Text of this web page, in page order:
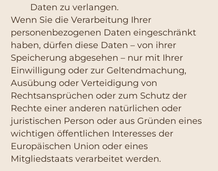
Daten zu verlangen.
Wenn Sie die Verarbeitung Ihrer
personenbezogenen Daten eingeschränkt
haben, dürfen diese Daten – von ihrer
Speicherung abgesehen – nur mit Ihrer
Einwilligung oder zur Geltendmachung,
Ausübung oder Verteidigung von
Rechtsansprüchen oder zum Schutz der
Rechte einer anderen natürlichen oder
juristischen Person oder aus Gründen eines
wichtigen öffentlichen Interesses der
Europäischen Union oder eines
Mitgliedstaats verarbeitet werden.